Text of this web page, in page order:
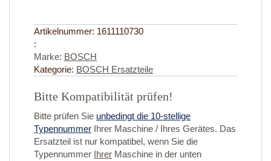
Artikelnummer: 1611110730
:
Marke: BOSCH
Kategorie: BOSCH Ersatzteile
Bitte Kompatibilität prüfen!
Bitte prüfen Sie unbedingt die 10-stellige
Typennummer Ihrer Maschine / Ihres Gerätes. Das
Ersatzteil ist nur kompatibel, wenn Sie die
Typennummer Ihrer Maschine in der unten